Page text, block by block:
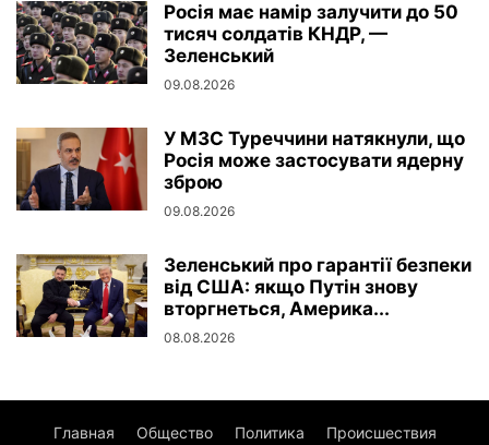
Росія має намір залучити до 50
тисяч солдатів КНДР, —
Зеленський
09.08.2026
У МЗС Туреччини натякнули, що
Росія може застосувати ядерну
зброю
09.08.2026
Зеленський про гарантії безпеки
від США: якщо Путін знову
вторгнеться, Америка...
08.08.2026
Главная Общество Политика Происшествия